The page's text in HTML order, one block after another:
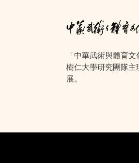
「中華武術與體育
樹仁大學研究團隊主
展。